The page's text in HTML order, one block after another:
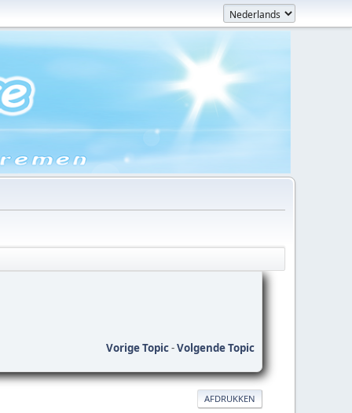
Vorige Topic-Volgende Topic
AFDRUKKEN